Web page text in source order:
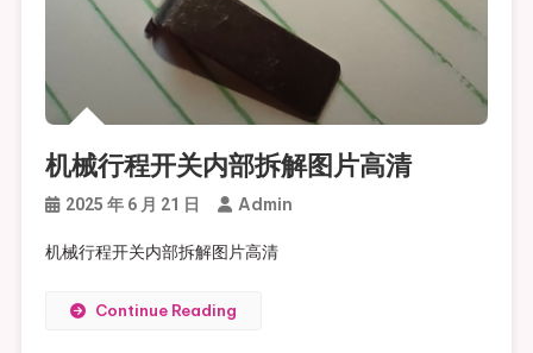
机械行程开关内部拆解图片高清
2025 年 6 月 21 日 Admin
机械行程开关内部拆解图片高清
Continue Reading